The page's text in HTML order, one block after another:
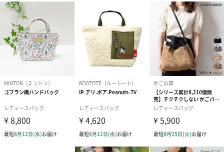
プリザーブドフラワー
ブーケ（ピンク）
（2,580円）
プリザーブドフラワー
ブーケ（ブルー）
（2,580円）
ク）（1,500円
紅茶・コーヒー・スイーツ